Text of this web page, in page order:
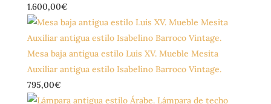
1.600,00€
Mesa baja antigua estilo Luis XV. Mueble Mesita
Auxiliar antigua estilo Isabelino Barroco Vintage.
795,00€